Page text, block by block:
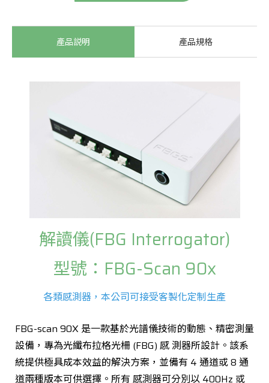
產品説明 產品規格
解讀儀(FBG Interrogator)
型號：FBG-Scan 90x
各類感測器，本公司可接受客製化定制生產
FBG-scan 90X 是一款基於光譜儀技術的動態、精密測量
設備，專為光纖布拉格光柵 (FBG) 感 測器所設計。該系
統提供極具成本效益的解決方案，並備有 4 通道或 8 通
道兩種版本可供選擇。所有 感測器可分別以 400Hz 或